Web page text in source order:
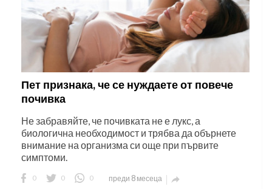
Пет признака, че се нуждаете от повече
почивка
Не забравяйте, че почивката не е лукс, а
биологична необходимост и трябва да обърнете
внимание на организма си още при първите
симптоми.
0 0 0 преди 8 месеца 